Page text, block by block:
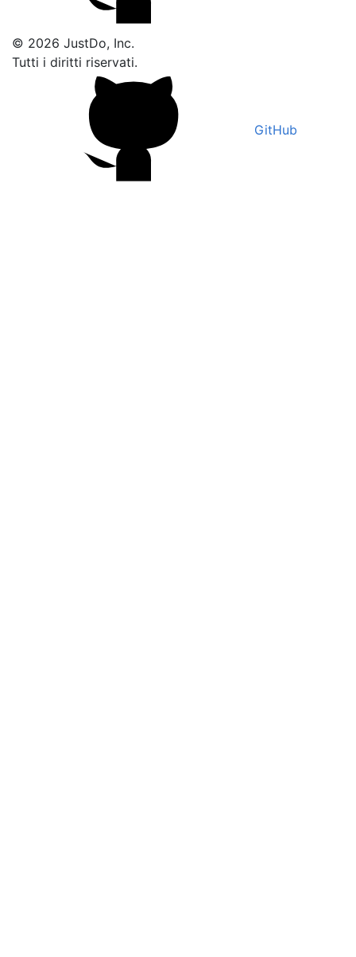
© 2026 JustDo, Inc.
Tutti i diritti riservati.
GitHub